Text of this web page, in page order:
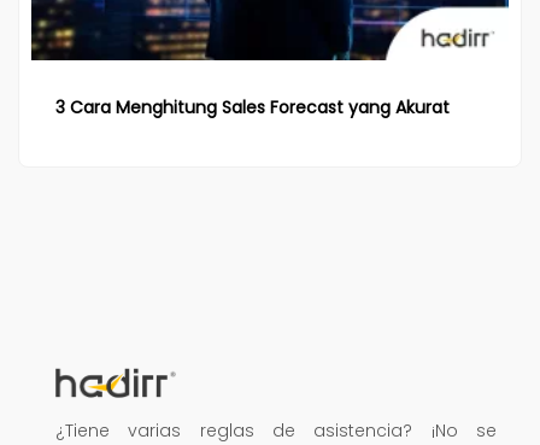
3 Cara Menghitung Sales Forecast yang Akurat
¿Tiene varias reglas de asistencia? ¡No se